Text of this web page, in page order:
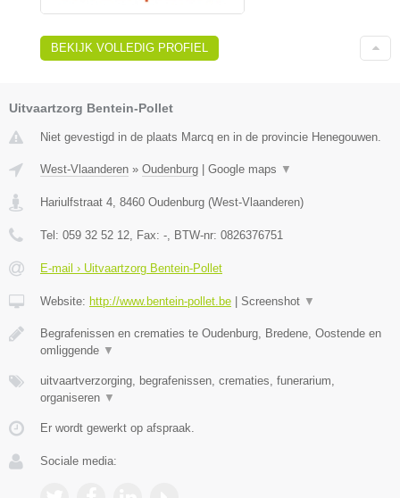
BEKIJK VOLLEDIG PROFIEL
Uitvaartzorg Bentein-Pollet
Niet gevestigd in de plaats Marcq en in de provincie Henegouwen.
West-Vlaanderen » Oudenburg | Google maps ▼
Hariulfstraat 4 8460 Oudenburg (West-Vlaanderen)
Tel: 059 32 52 12 , Fax: - , BTW-nr: 0826376751
E-mail › Uitvaartzorg Bentein-Pollet
Website: http://www.bentein-pollet.be | Screenshot ▼
Begrafenissen en crematies te Oudenburg, Bredene, Oostende en
omliggende ▼
uitvaartverzorging, begrafenissen, crematies, funerarium,
organiseren ▼
Er wordt gewerkt op afspraak.
Sociale media: